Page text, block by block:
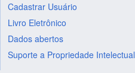
Cadastrar Usuário
Livro Eletrônico
Dados abertos
Suporte a Propriedade Intelectual